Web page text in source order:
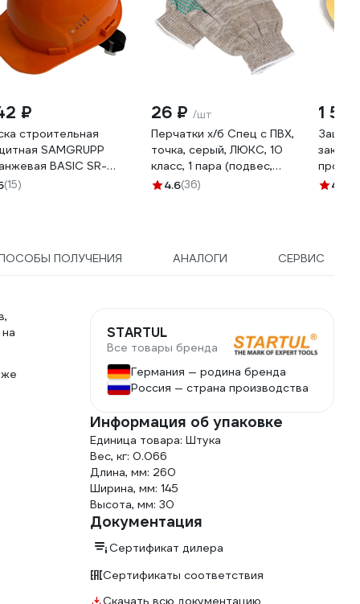
₽
строительная
SAMGRUPP
BASIC SR-
(15)
26 ₽ /шт
Перчатки х/б Спец с ПВХ,
точка, серый, ЛЮКС, 10
класс, 1 пара (подвес,
хедер) И-8034-И/1ПХ
4.6(36)
1
024.5
ПОЛУЧЕНИЯ АНАЛОГИ СЕРВИС
STARTUL
Все товары бренда
Германия — родина бренда
Россия — страна производства
Информация об упаковке
Единица товара: Штука
Вес, кг: 0.066
Длина, мм: 260
Ширина, мм: 145
Высота, мм: 30
Документация
Сертификат дилера
Сертификаты соответствия
Скачать всю документацию